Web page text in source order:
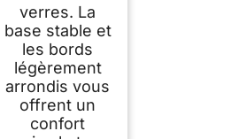
verres. La
base stable et
les bords
légèrement
arrondis vous
offrent un
confort